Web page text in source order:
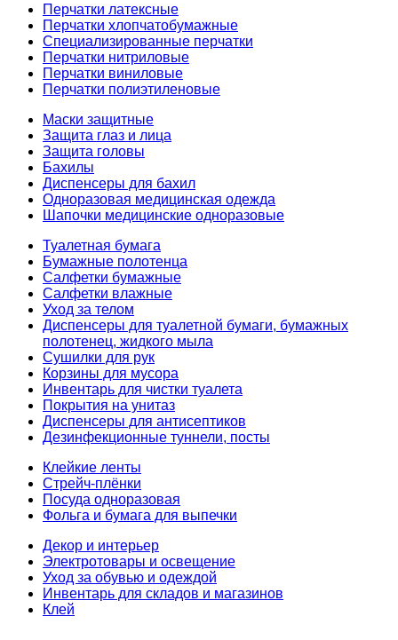
Перчатки латексные
Перчатки хлопчатобумажные
Специализированные перчатки
Перчатки нитриловые
Перчатки виниловые
Перчатки полиэтиленовые
Маски защитные
Защита глаз и лица
Защита головы
Бахилы
Диспенсеры для бахил
Одноразовая медицинская одежда
Шапочки медицинские одноразовые
Туалетная бумага
Бумажные полотенца
Салфетки бумажные
Салфетки влажные
Уход за телом
Диспенсеры для туалетной бумаги, бумажных
полотенец, жидкого мыла
Сушилки для рук
Корзины для мусора
Инвентарь для чистки туалета
Покрытия на унитаз
Диспенсеры для антисептиков
Дезинфекционные туннели, посты
Клейкие ленты
Стрейч-плёнки
Посуда одноразовая
Фольга и бумага для выпечки
Декор и интерьер
Электротовары и освещение
Уход за обувью и одеждой
Инвентарь для складов и магазинов
Клей